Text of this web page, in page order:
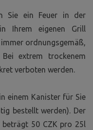
Sie ein Feuer in der
Ihrem eigenen Grill
ordnungsgemäß,
extrem trockenem
verboten werden.
einem Kanister für Sie
bestellt werden). Der
50 CZK pro 25l